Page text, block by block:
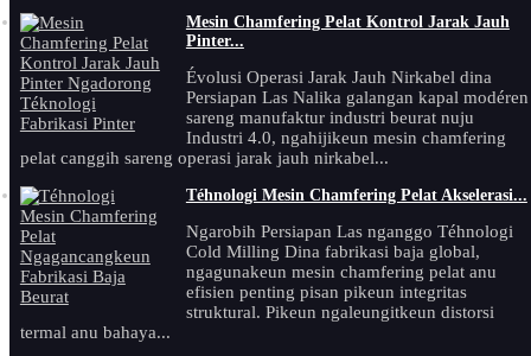
Mesin Chamfering Pelat Kontrol Jarak Jauh
Pinter...
Évolusi Operasi Jarak Jauh Nirkabel dina
Persiapan Las Nalika galangan kapal modéren
sareng manufaktur industri beurat nuju
Industri 4.0, ngahijikeun mesin chamfering
pelat canggih sareng operasi jarak jauh nirkabel...
Téhnologi Mesin Chamfering Pelat Akselerasi...
Ngarobih Persiapan Las nganggo Téhnologi
Cold Milling Dina fabrikasi baja global,
ngagunakeun mesin chamfering pelat anu
efisien penting pisan pikeun integritas
struktural. Pikeun ngaleungitkeun distorsi
termal anu bahaya...